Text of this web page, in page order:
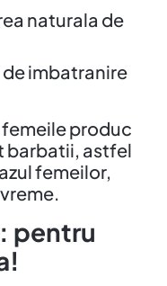
naturala de
imbatranire
produc
barbatii, astfel
femeilor,
pentru